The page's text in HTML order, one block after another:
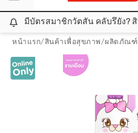
มีบัตรสมาชิกวัตสัน คลับรึยัง?
หน้าแรก/สินค้าเพื่อสุขภาพ/ผลิตภัณฑ์